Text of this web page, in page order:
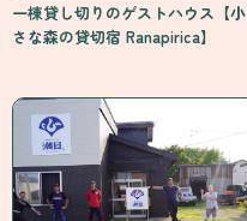
一棟貸し切りのゲストハウス【小
さな森の貸切宿 Ranapirica】